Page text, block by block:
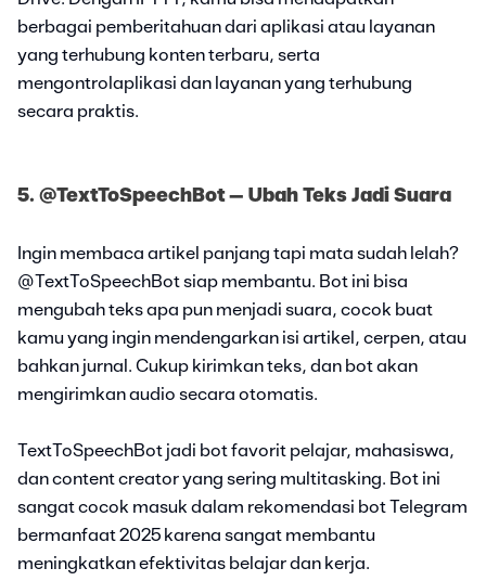
berbagai pemberitahuan dari aplikasi atau layanan
yang terhubung konten terbaru, serta
mengontrolaplikasi dan layanan yang terhubung
secara praktis.
5. @TextToSpeechBot – Ubah Teks Jadi Suara
Ingin membaca artikel panjang tapi mata sudah lelah?
@TextToSpeechBot siap membantu. Bot ini bisa
mengubah teks apa pun menjadi suara, cocok buat
kamu yang ingin mendengarkan isi artikel, cerpen, atau
bahkan jurnal. Cukup kirimkan teks, dan bot akan
mengirimkan audio secara otomatis.
TextToSpeechBot jadi bot favorit pelajar, mahasiswa,
dan content creator yang sering multitasking. Bot ini
sangat cocok masuk dalam rekomendasi bot Telegram
bermanfaat 2025 karena sangat membantu
meningkatkan efektivitas belajar dan kerja.